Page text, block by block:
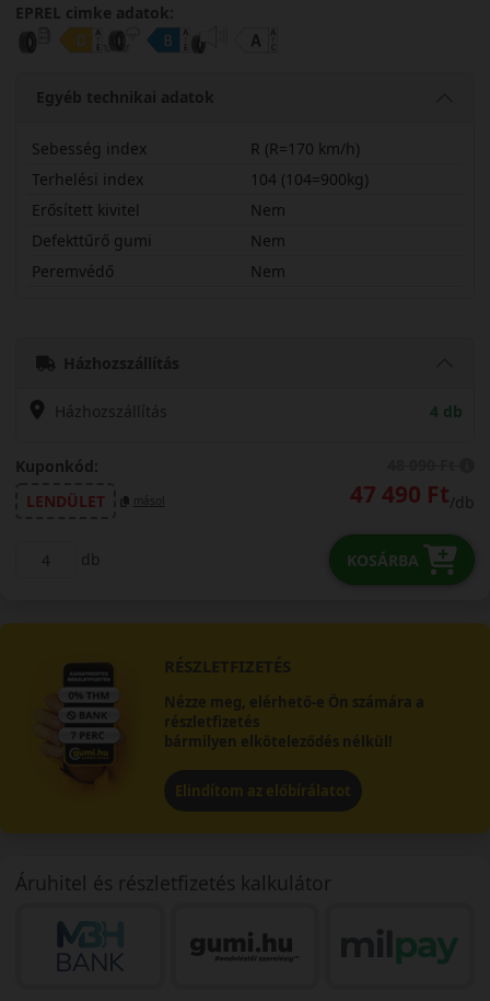
EPREL cimke adatok:
Egyéb technikai adatok
Sebesség index
R (R=170 km/h)
Terhelési index
104 (104=900kg)
Erősített kivitel
Nem
Defekttűrő gumi
Nem
Peremvédő
Nem
Házhozszállítás
Házhozszállítás 4 db
Kuponkód:
LENDÜLET
másol 47 490 Ft/db
db KOSÁRBA
RÉSZLETFIZETÉS
Nézze meg, elérhető-e Ön számára a
részletfizetés
bármilyen elköteleződés nélkül!
Elindítom az előbírálatot
Áruhitel és részletfizetés kalkulátor